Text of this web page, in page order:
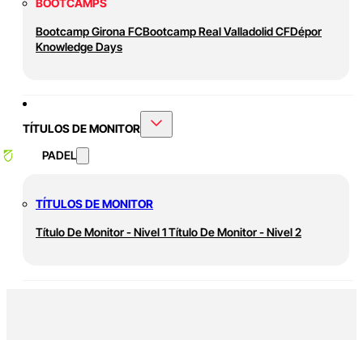
BOOTCAMPS
Bootcamp Girona FCBootcamp Real Valladolid CFDépor
Knowledge Days
TÍTULOS DE MONITOR
PADEL
TÍTULOS DE MONITOR
Título De Monitor - Nivel 1Título De Monitor - Nivel 2